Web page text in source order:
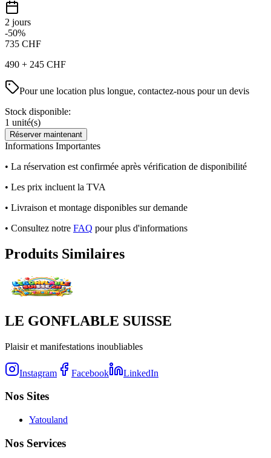
2 jours
-50%
735 CHF
490 + 245 CHF
Pour une location plus longue, contactez-nous pour un devis
Stock disponible:
1 unité(s)
Réserver maintenant
Informations Importantes
• La réservation est confirmée après vérification de disponibilité
• Les prix incluent la TVA
• Livraison et montage disponibles sur demande
• Consultez notre FAQ pour plus d'informations
Produits Similaires
LE GONFLABLE SUISSE
Plaisir et manifestations inoubliables
Instagram Facebook LinkedIn
Nos Sites
Yatouland
Nos Services